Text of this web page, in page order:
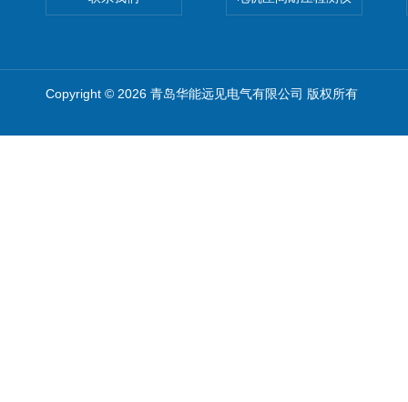
Copyright © 2026 青岛华能远见电气有限公司 版权所有